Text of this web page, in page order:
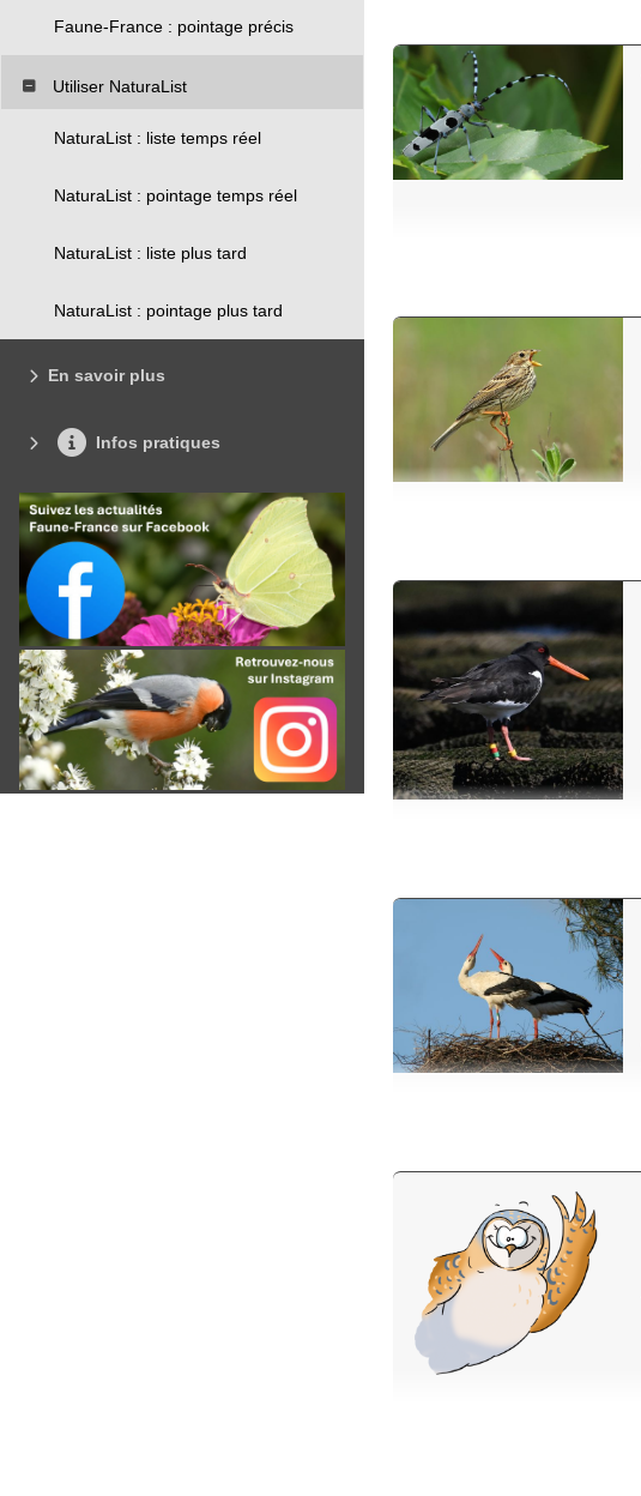
Faune-France : pointage précis
Utiliser NaturaList
NaturaList : liste temps réel
NaturaList : pointage temps réel
NaturaList : liste plus tard
NaturaList : pointage plus tard
En savoir plus
Infos pratiques